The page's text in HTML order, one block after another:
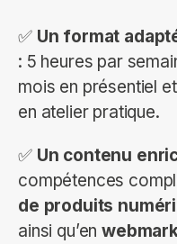
✅ Un format
: 5 heures par
mois en présentiel
en atelier pratique.
✅ Un contenu
compétences
de produits
ainsi qu’en